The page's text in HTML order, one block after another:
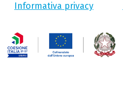
Informativa privacy